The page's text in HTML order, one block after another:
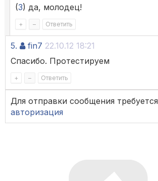
(3) да, молодец!
+ – Ответить
5. fin7 22.10.12 18:21
Спасибо. Протестируем
+ – Ответить
Для отправки сообщения требуется
авторизация